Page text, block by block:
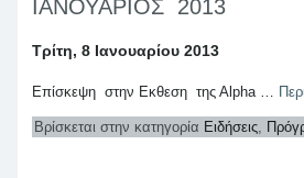
ΙΑΝΟΥΑΡΙΟΣ 2013
Τρίτη, 8 Ιανουαρίου 2013
Επίσκεψη στην Εκθεση της Αlpha …
Βρίσκεται στην κατηγορία Ειδήσεις,